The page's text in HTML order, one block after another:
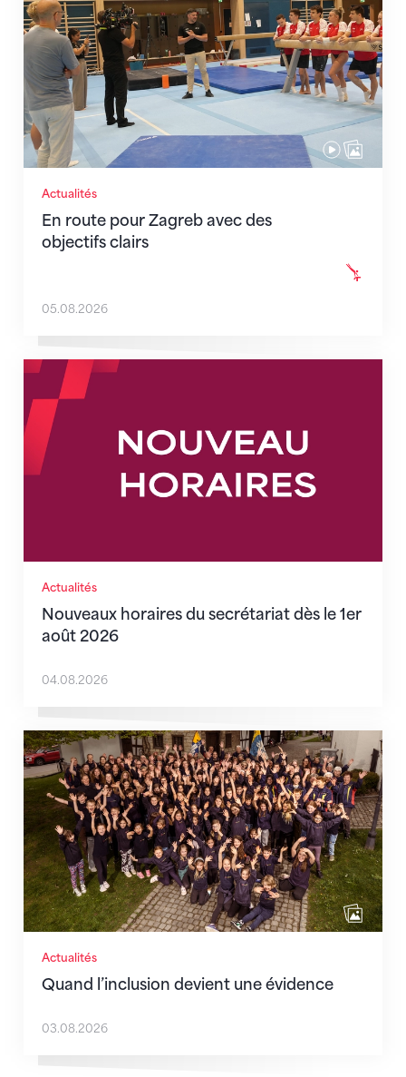
Actualités
En route pour Zagreb avec des
objectifs clairs
05.08.2026
Actualités
Nouveaux horaires du secrétariat dès le 1er
août 2026
Nouveaux horaires du secrétariat dès le 1er août
04.08.2026
Actualités
Quand l’inclusion devient une évidence
Quand l’inclusion devient une évidence
03.08.2026